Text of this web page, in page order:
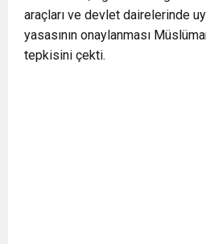
araçları ve devlet dairelerinde
yasasının onaylanması
tepkisini çekti.